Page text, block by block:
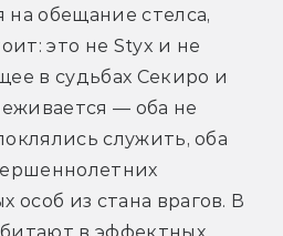
на обещание стелса,
это не Styx и не
в судьбах Секиро и
— оба не
служить, оба
особ из стана врагов. В